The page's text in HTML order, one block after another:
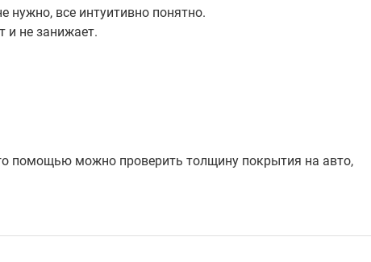
нужно, все интуитивно понятно.
и не занижает.
помощью можно проверить толщину покрытия на авто,